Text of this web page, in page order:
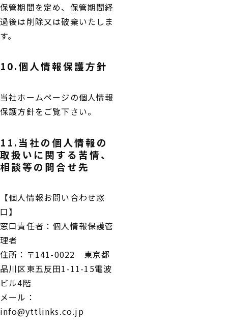
保管期間を定め、保管期間経
過後は削除又は破棄いたしま
す。
10.個人情報保護方針
当社ホームページの個人情報
保護方針をご覧下さい。
11.当社の個人情報の
取扱いに関する苦情、
相談等の問合せ先
【個人情報お問い合わせ窓
口】
窓口責任者：個人情報保護管
理者
住所：〒141-0022 東京都
品川区東五反田1-11-15電波
ビル4階
メール：
info@yttlinks.co.jp